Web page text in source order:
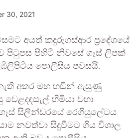
30, 2021
අයත් කදුරුගස්ආර ප්‍රදේශයේ
පිටුපස පිහිටි නිවසේ ගෑස් ලිපක්
පොලීසිය පවසයි.
අතර මහ හඬින් ඇසුණු
හිමියා වහා
සිලින්ඩරයේ රෙගියුලේටය
නවත්වා සිදුවීමට ගිය විශාල